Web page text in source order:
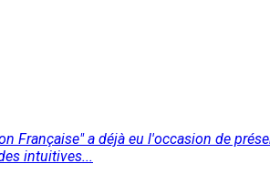
Française" a déjà eu l'occasion de
intuitives...